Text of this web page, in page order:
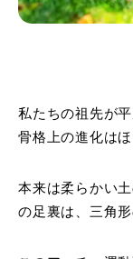
私たちの祖先が
骨格上の進化は
本来は柔らかい
の足裏は、三角